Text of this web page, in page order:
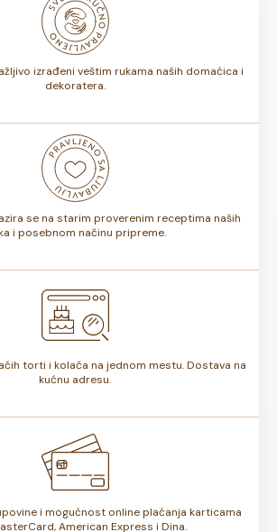
Rok trajanja je istaknut na deklaraciji
izrađeni veštim rukama naših domaćica i
dekoratera.
se na starim proverenim receptima naših
i posebnom načinu pripreme.
torti i kolača na jednom mestu. Dostava na
kućnu adresu.
i mogućnost online plaćanja karticama
American Express i Dina.